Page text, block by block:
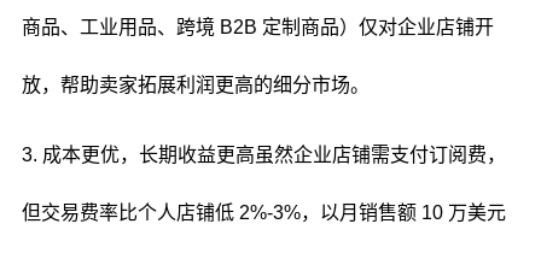
商品、工业用品、跨境 B2B 定制商品）仅对企业店铺开
放，帮助卖家拓展利润更高的细分市场。
3. 成本更优，长期收益更高虽然企业店铺需支付订阅费，
但交易费率比个人店铺低 2%-3%，以月销售额 10 万美元